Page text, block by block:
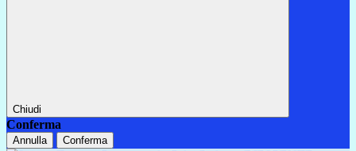
Chiudi
Conferma
Annulla Conferma